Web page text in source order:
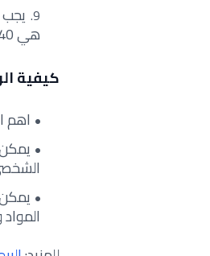
هي 40 دولارا وأدنى قيمة يمكن ان تسحبها عن طريق البنك هي 30 دولارا.
كيفية
اهم